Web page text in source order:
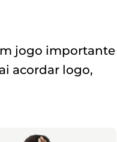
jogo importante
acordar logo,